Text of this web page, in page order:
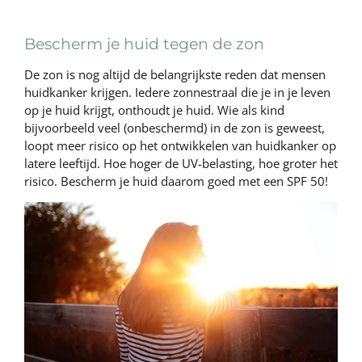
Bescherm je huid tegen de zon
De zon is nog altijd de belangrijkste reden dat mensen
huidkanker krijgen. Iedere zonnestraal die je in je leven
op je huid krijgt, onthoudt je huid. Wie als kind
bijvoorbeeld veel (onbeschermd) in de zon is geweest,
loopt meer risico op het ontwikkelen van huidkanker op
latere leeftijd. Hoe hoger de UV-belasting, hoe groter het
risico. Bescherm je huid daarom goed met een SPF 50!